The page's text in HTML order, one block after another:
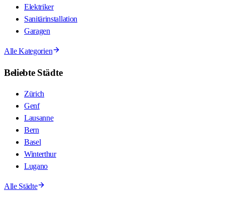
Elektriker
Sanitärinstallation
Garagen
Alle Kategorien
Beliebte Städte
Zürich
Genf
Lausanne
Bern
Basel
Winterthur
Lugano
Alle Städte